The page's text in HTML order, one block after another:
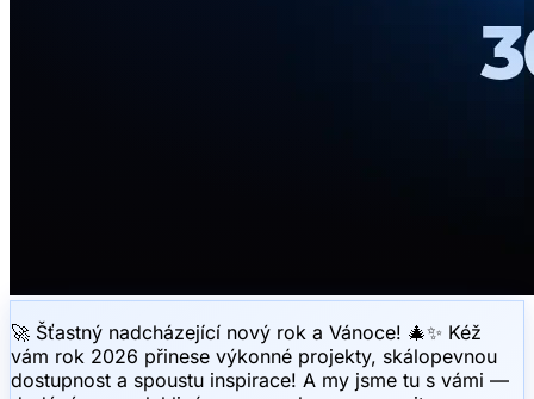
🚀 Šťastný nadcházející nový rok a Vánoce! 🎄✨ Kéž
vám rok 2026 přinese výkonné projekty, skálopevnou
dostupnost a spoustu inspirace! A my jsme tu s vámi —